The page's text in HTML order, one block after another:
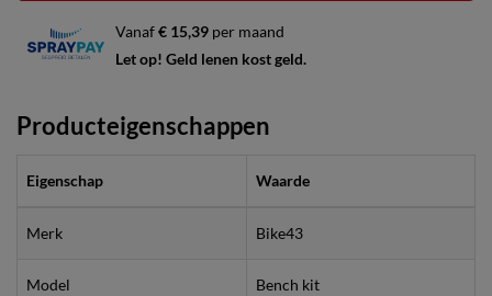
Vanaf€ 15,39 per maand
Let op! Geld lenen kost geld.
Producteigenschappen
Eigenschap Waarde
Merk Bike43
Model Bench kit